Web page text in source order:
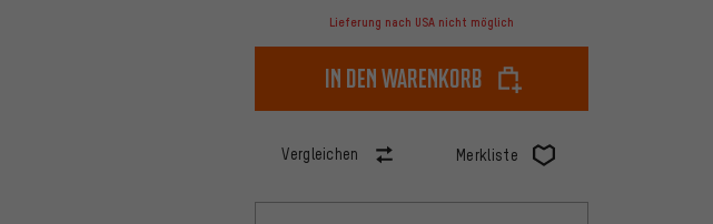
Lieferung nach USA nicht möglich
In den Warenkorb
Vergleichen Merkliste